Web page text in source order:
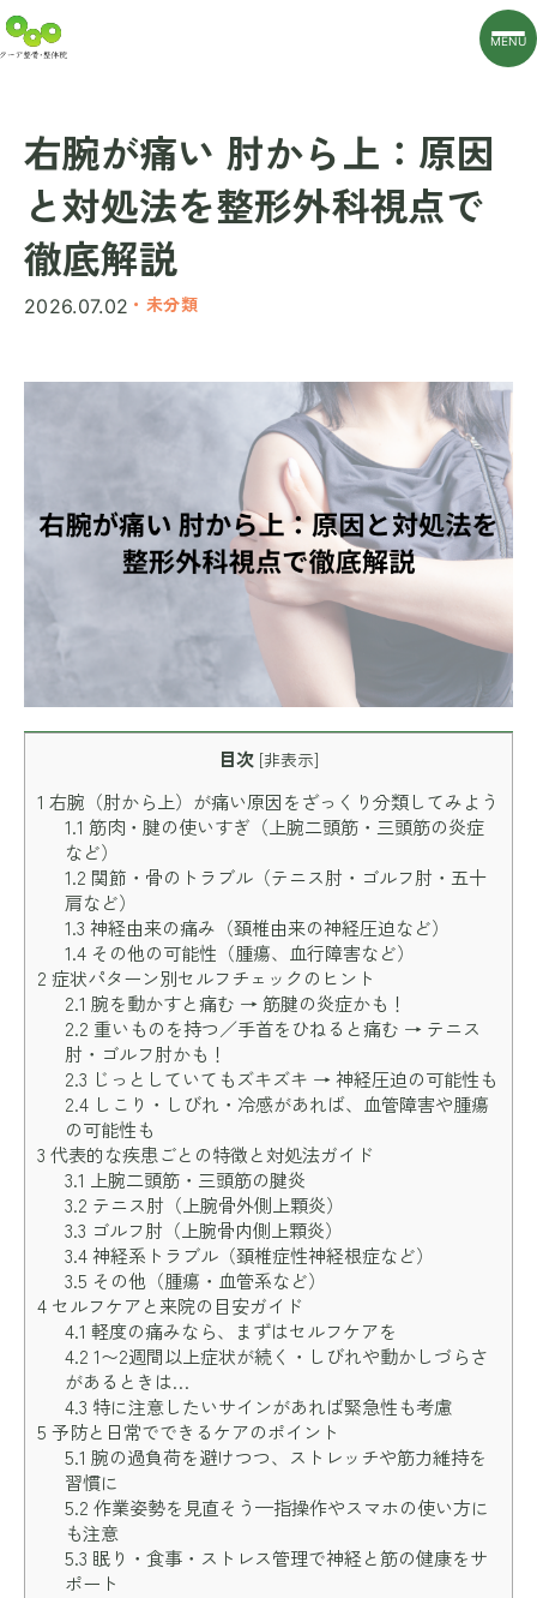
MENU
右腕が痛い 肘から上：原因
と対処法を整形外科視点で
徹底解説
2026.07.02 ・未分類
目次 [非表示]
1 右腕（肘から上）が痛い原因をざっくり分類してみよう
1.1 筋肉・腱の使いすぎ（上腕二頭筋・三頭筋の炎症
など）
1.2 関節・骨のトラブル（テニス肘・ゴルフ肘・五十
肩など）
1.3 神経由来の痛み（頚椎由来の神経圧迫など）
1.4その他の可能性（腫瘍、血行障害など）
2 症状パターン別セルフチェックのヒント
2.1 腕を動かすと痛む → 筋腱の炎症かも！
2.2 重いものを持つ／手首をひねると痛む → テニス
肘・ゴルフ肘かも！
2.3 じっとしていてもズキズキ → 神経圧迫の可能性も
2.4しこり・しびれ・冷感があれば、血管障害や腫瘍
の可能性も
3 代表的な疾患ごとの特徴と対処法ガイド
3.1 上腕二頭筋・三頭筋の腱炎
3.2 テニス肘（上腕骨外側上顆炎）
3.3 ゴルフ肘（上腕骨内側上顆炎）
3.4神経系トラブル（頚椎症性神経根症など）
3.5 その他（腫瘍・血管系など）
4 セルフケアと来院の目安ガイド
4.1 軽度の痛みなら、まずはセルフケアを
4.2 1〜2週間以上症状が続く・しびれや動かしづらさ
があるときは…
4.3 特に注意したいサインがあれば緊急性も考慮
5 予防と日常でできるケアのポイント
5.1 腕の過負荷を避けつつ、ストレッチや筋力維持を
習慣に
5.2 作業姿勢を見直そう—指操作やスマホの使い方に
も注意
5.3 眠り・食事・ストレス管理で神経と筋の健康をサ
ポート